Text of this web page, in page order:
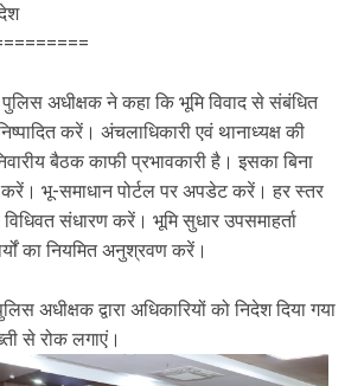
पुलिस अधीक्षक ने कहा कि भूमि विवाद से संबंधित
करें। अंचलाधिकारी एवं थानाध्यक्ष की
बैठक काफी प्रभावकारी है। इसका बिना
भू-समाधान पोर्टल पर अपडेट करें। हर स्तर
विधिवत संधारण करें। भूमि सुधार उपसमाहर्ता
का नियमित अनुश्रवण करें।
अधीक्षक द्वारा अधिकारियों को निदेश दिया गया
से रोक लगाएं।